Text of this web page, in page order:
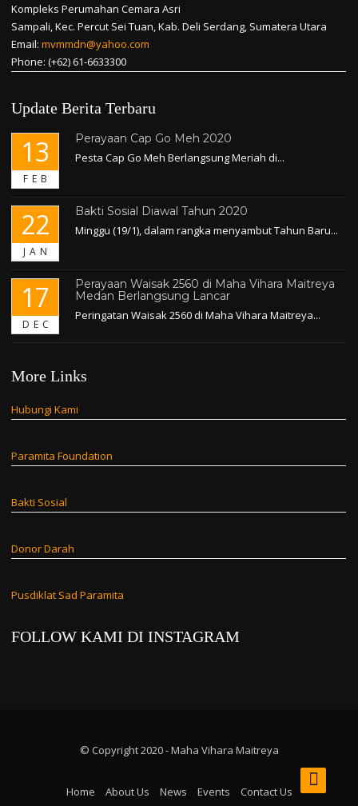
Kompleks Perumahan Cemara Asri
Sampali, Kec. Percut Sei Tuan, Kab. Deli Serdang, Sumatera Utara
Email: mvmmdn@yahoo.com
Phone: (+62) 61-6633300
Update Berita Terbaru
13
FEB
Perayaan Cap Go Meh 2020
Pesta Cap Go Meh Berlangsung Meriah di...
22
JAN
Bakti Sosial Diawal Tahun 2020
Minggu (19/1), dalam rangka menyambut Tahun Baru...
17
DEC
Perayaan Waisak 2560 di Maha Vihara Maitreya
Medan Berlangsung Lancar
Peringatan Waisak 2560 di Maha Vihara Maitreya...
More Links
Hubungi Kami
Paramita Foundation
Bakti Sosial
Donor Darah
Pusdiklat Sad Paramita
FOLLOW KAMI DI INSTAGRAM
© Copyright 2020 - Maha Vihara Maitreya
Home About Us News Events Contact Us